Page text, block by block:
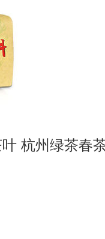
杭州绿茶春